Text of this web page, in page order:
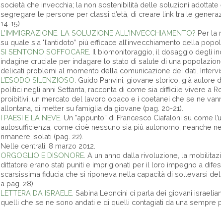
società che invecchia; la non sostenibilità delle soluzioni
segregare le persone per classi d’età, di creare link tra le
14-15).
L'IMMIGRAZIONE: LA SOLUZIONE ALL'INVECCHIAMENTO? Per la
su quale sia "l’antidoto” più efficace all’invecchiamento della
SI SENTONO SOFFOCARE . Il biomonitoraggio, il dosaggio degli
indagine cruciale per indagare lo stato di salute di una
delicati problemi al momento della comunicazione dei dati.
L’ESODO SILENZIOSO . Guido Panvini, giovane storico, già
politici negli anni Settanta, racconta di come sia difficile vivere a
proibitivi, un mercato del lavoro opaco e i coetanei che se ne
allontana, di metter su famiglia da giovane (pag. 20-21).
I PAESI E LA NEVE . Un "appunto” di Francesco Ciafaloni su come
autosufficienza, come cioè nessuno sia più autonomo, neanche
rimanere isolati (pag. 22).
Nelle centrali: 8 marzo 2012.
ORGOGLIO E DISONORE . A un anno dalla rivoluzione, la
dittatore erano stati puniti e imprigionati per il loro impegno a
scarsissima fiducia che si riponeva nella capacità di sollevarsi
a pag. 28).
LETTERA DA ISRAELE . Sabina Leoncini ci parla dei giovani
quelli che se ne sono andati e di quelli contagiati da una sempre